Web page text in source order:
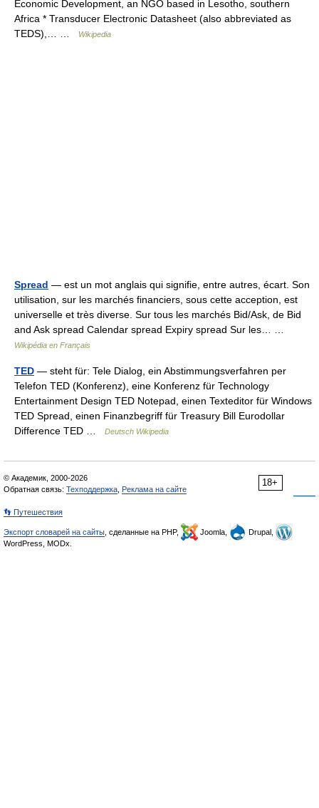
Economic Development, an NGO based in Lesotho, southern
Africa * Transducer Electronic Datasheet (also abbreviated as
TEDS),… …
Wikipedia
Spread — est un mot anglais qui signifie, entre autres, écart. Son
utilisation, sur les marchés financiers, sous cette acception, est
universelle et très diverse. Sur tous les marchés Bid/Ask, de Bid
and Ask spread Calendar spread Expiry spread Sur les… …
Wikipédia en Français
TED — steht für: Tele Dialog, ein Abstimmungsverfahren per
Telefon TED (Konferenz), eine Konferenz für Technology
Entertainment Design TED Notepad, einen Texteditor für Windows
TED Spread, einen Finanzbegriff für Treasury Bill Eurodollar
Difference TED …
Deutsch Wikipedia
18+
© Академик, 2000-2026
Обратная связь: Техподдержка Реклама на сайте
👣 Путешествия
Экспорт словарей на сайты , сделанные на PHP, Joomla,
Drupal,
WordPress, MODx.